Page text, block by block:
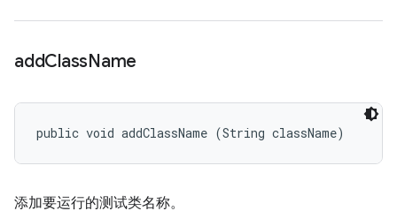
addClassName
public void addClassName (String className)
添加要运行的测试类名称。